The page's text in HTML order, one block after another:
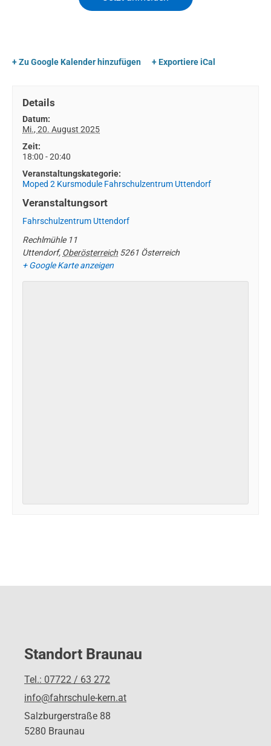
+ Zu Google Kalender hinzufügen + Exportiere iCal
Details
Datum:
Mi., 20. August 2025
Zeit:
18:00 - 20:40
Veranstaltungskategorie:
Moped 2 Kursmodule Fahrschulzentrum Uttendorf
Veranstaltungsort
Fahrschulzentrum Uttendorf
Rechlmühle 11
Uttendorf, Oberösterreich 5261 Österreich
+ Google Karte anzeigen
Standort Braunau
Tel.: 07722 / 63 272
info@fahrschule-kern.at
Salzburgerstraße 88
5280 Braunau